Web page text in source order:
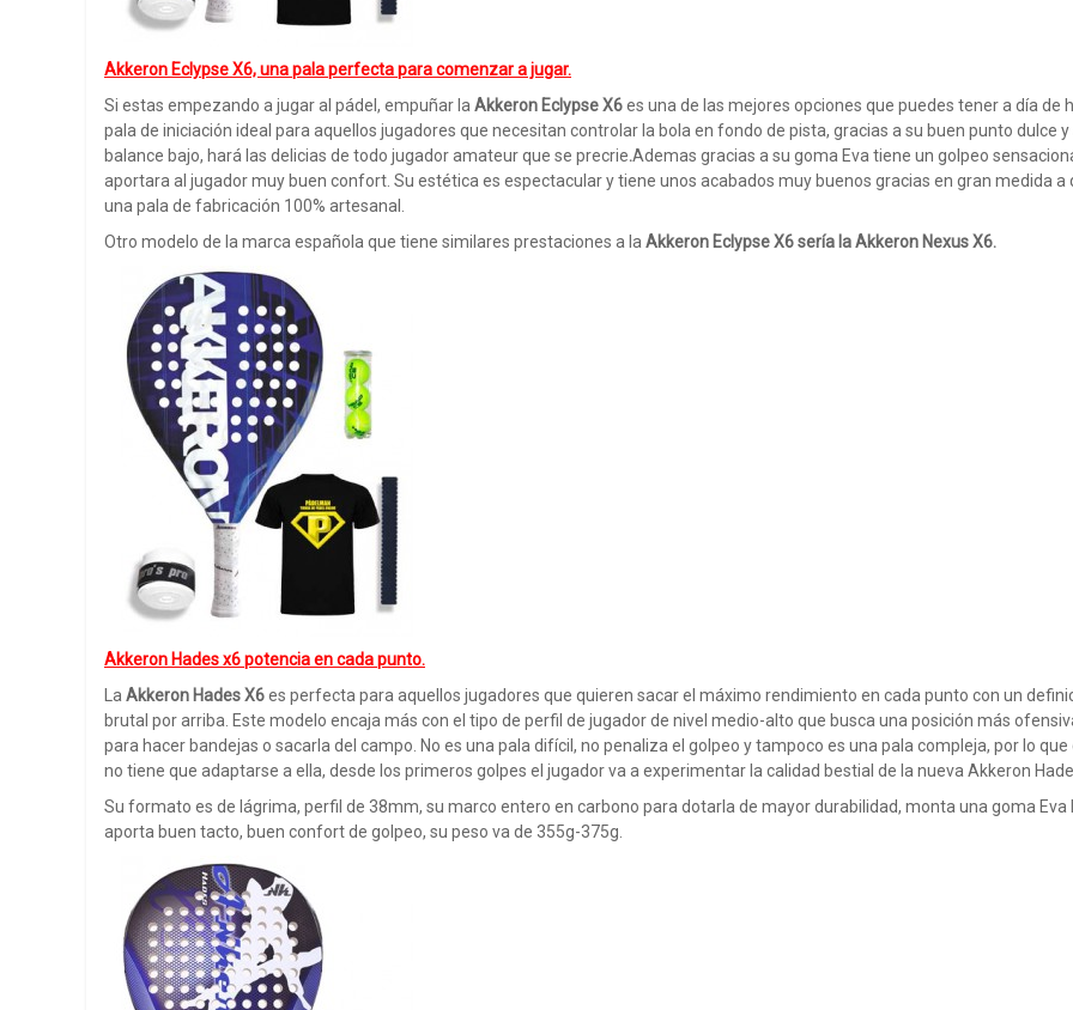
Akkeron Eclypse X6, una pala perfecta para comenzar a jugar.
Si estas empezando a jugar al pádel, empuñar la Akkeron Eclypse X6es una de las mejores opciones que puedes tener a día de
pala de iniciación ideal para aquellos jugadores que necesitan controlar la bola en fondo de pista, gracias a su buen punto dulce y
balance bajo, hará las delicias de todo jugador amateur que se precrie.Ademas gracias a su goma Eva tiene un golpeo
aportara al jugador muy buen confort. Su estética es espectacular y tiene unos acabados muy buenos gracias en gran medida a
una pala de fabricación 100% artesanal.
Otro modelo de la marca española que tiene similares prestaciones a la Akkeron Eclypse X6 sería la Akkeron Nexus X6.
Akkeron Hades x6 potencia en cada punto.
La Akkeron Hades X6es perfecta para aquellos jugadores que quieren sacar el máximo rendimiento en cada punto con un
brutal por arriba. Este modelo encaja más con el tipo de perfil de jugador de nivel medio-alto que busca una posición más
para hacer bandejas o sacarla del campo. No es una pala difícil, no penaliza el golpeo y tampoco es una pala compleja, por lo que
no tiene que adaptarse a ella, desde los primeros golpes el jugador va a experimentar la calidad bestial de la nueva Akkeron
Su formato es de lágrima, perfil de 38mm, su marco entero en carbono para dotarla de mayor durabilidad, monta una goma Eva
aporta buen tacto, buen confort de golpeo, su peso va de 355g-375g.